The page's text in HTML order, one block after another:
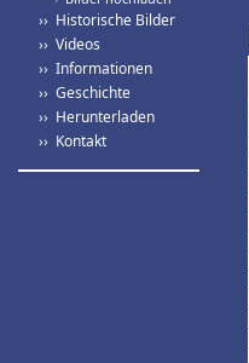
›› Historische Bilder
›› Videos
›› Informationen
›› Geschichte
›› Herunterladen
›› Kontakt